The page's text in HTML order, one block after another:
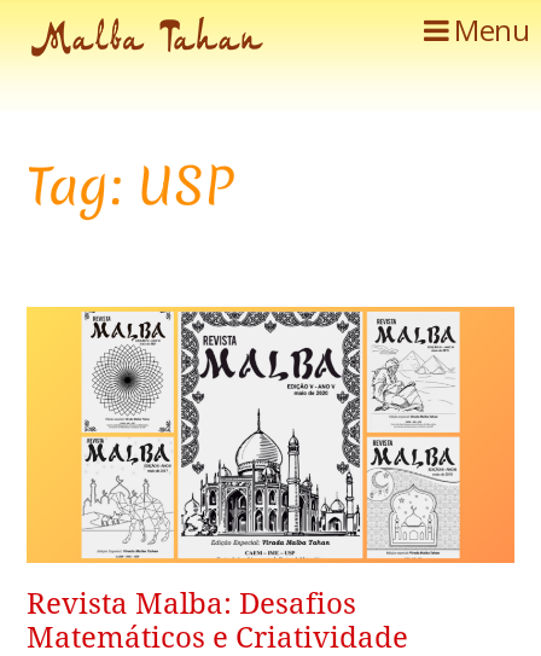
Menu
Tag: USP
Revista Malba: Desafios
Matemáticos e Criatividade